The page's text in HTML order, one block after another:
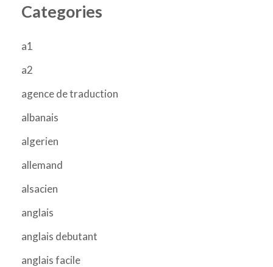
Categories
a1
a2
agence de traduction
albanais
algerien
allemand
alsacien
anglais
anglais debutant
anglais facile